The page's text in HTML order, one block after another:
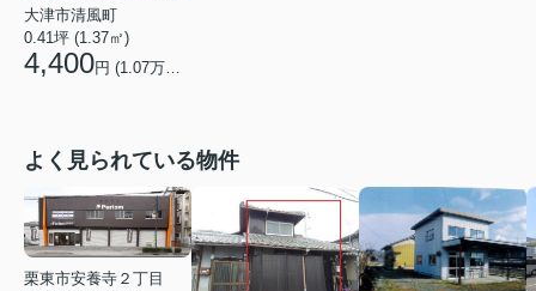
大津市清風町
0.41坪 (1.37㎡)
4,400円 (1.07万円/坪)
よく見られている物件
栗東市安養寺２丁目